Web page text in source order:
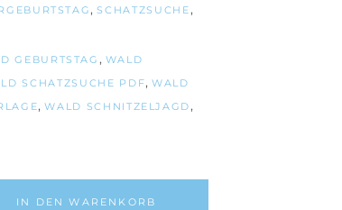
,SCHATZSUCHE ,
GEBURTSTAG , WALD
SCHATZSUCHE PDF,WALD
,WALD SCHNITZELJAGD ,
IN DEN WARENKORB